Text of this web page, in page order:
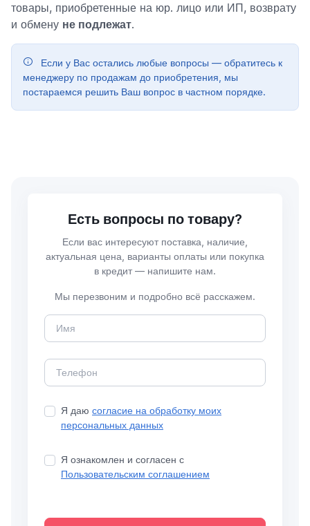
товары, приобретенные на юр. лицо или ИП, возврату
и обмену не подлежат.
Если у Вас остались любые вопросы — обратитесь к
менеджеру по продажам до приобретения, мы
постараемся решить Ваш вопрос в частном порядке.
Есть вопросы по товару?
Если вас интересуют поставка, наличие,
актуальная цена, варианты оплаты или покупка
в кредит — напишите нам.
Мы перезвоним и подробно всё расскажем.
Я даю согласие на обработку моих
персональных данных
Я ознакомлен и согласен с
Пользовательским соглашением